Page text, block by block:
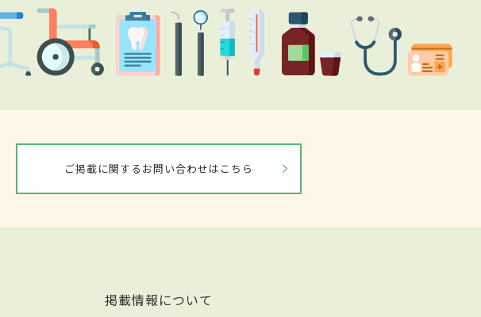
ご掲載に関するお問い合わせはこちら
掲載情報について